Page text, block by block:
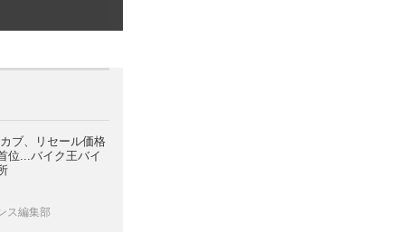
ブ、リセール価格
位...バイク王バイ
ス編集部